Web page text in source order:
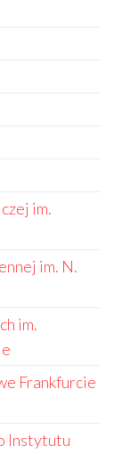
im.
im. N.
im.
Frankfurcie
Instytutu